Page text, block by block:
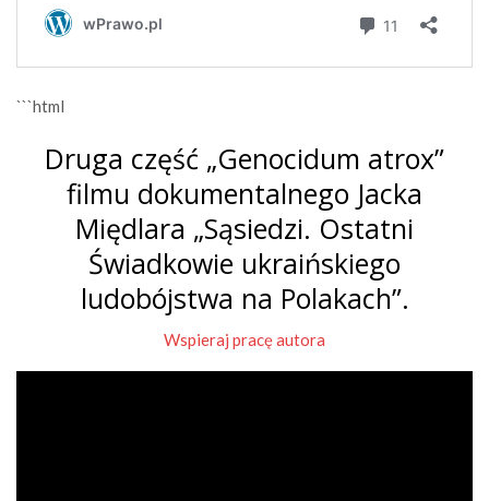
```html
Druga część „Genocidum atrox”
filmu dokumentalnego Jacka
Międlara „Sąsiedzi. Ostatni
Świadkowie ukraińskiego
ludobójstwa na Polakach”.
Wspieraj pracę autora